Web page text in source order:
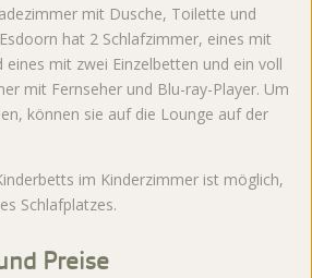
mit Dusche, Toilette und
hat 2 Schlafzimmer, eines mit
mit zwei Einzelbetten und ein voll
mit Fernseher und Blu-ray-Player. Um
können sie auf die Lounge auf der
im Kinderzimmer ist möglich,
Schlafplatzes.
Preise